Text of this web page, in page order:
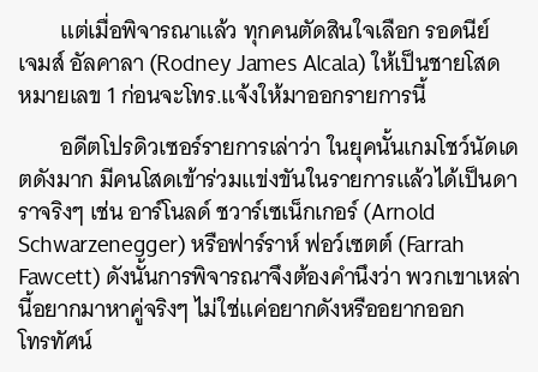
แต่เมื่อพิจารณาแล้ว ทุกคนตัดสินใจเลือก รอดนีย์
เจมส์ อัลคาลา (Rodney James Alcala) ให้เป็นชายโสด
หมายเลข 1 ก่อนจะโทร.แจ้งให้มาออกรายการนี้
อดีตโปรดิวเซอร์รายการเล่าว่า ในยุคนั้นเกมโชว์นัดเด
ตดังมาก มีคนโสดเข้าร่วมแข่งขันในรายการแล้วได้เป็นดา
ราจริงๆ เช่น อาร์โนลด์ ชวาร์เซเน็กเกอร์ (Arnold
Schwarzenegger) หรือฟาร์ราห์ ฟอว์เซตต์ (Farrah
Fawcett) ดังนั้นการพิจารณาจึงต้องคำนึงว่า พวกเขาเหล่า
นี้อยากมาหาคู่จริงๆ ไม่ใช่แค่อยากดังหรืออยากออก
โทรทัศน์